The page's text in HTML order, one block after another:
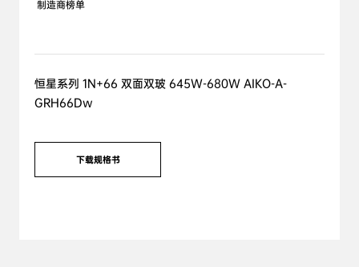
制造商榜单
恒星系列 1N+66 双面双玻 645W-680W AIKO-A-
GRH66Dw
下载规格书